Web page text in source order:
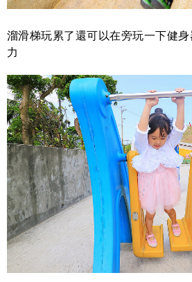
溜滑梯玩累了還可以在旁玩一下健
力